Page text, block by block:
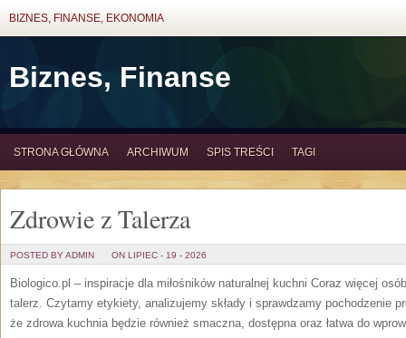
BIZNES, FINANSE, EKONOMIA
Biznes, Finanse
STRONA GŁÓWNA ARCHIWUM SPIS TREŚCI TAGI
Zdrowie z Talerza
POSTED BY ADMIN ON LIPIEC - 19 - 2026
Biologico.pl – inspiracje dla miłośników naturalnej kuchni Coraz więcej
talerz. Czytamy etykiety, analizujemy składy i sprawdzamy pochodzenie
że zdrowa kuchnia będzie również smaczna, dostępna oraz łatwa do